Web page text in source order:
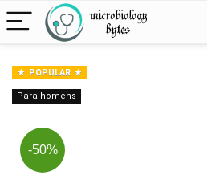
POPULAR
Para homens
-50%